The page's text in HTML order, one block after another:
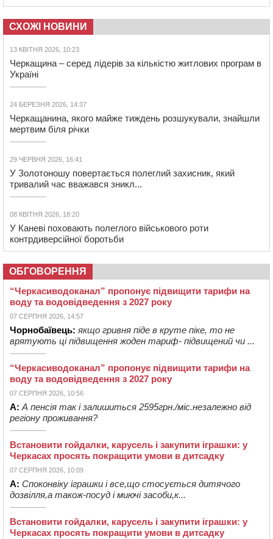
СХОЖІ НОВИНИ
13 КВІТНЯ 2026, 10:23
Черкащина – серед лідерів за кількістю житлових програм в
Україні
24 БЕРЕЗНЯ 2026, 14:37
Черкащанина, якого майже тиждень розшукували, знайшли
мертвим біля річки
29 ЧЕРВНЯ 2026, 16:41
У Золотоношу повертається полеглий захисник, який
тривалий час вважався зникл...
08 КВІТНЯ 2026, 18:20
У Каневі поховають полеглого військового роти
контрдиверсійної боротьби
ОБГОВОРЕННЯ
“Черкасиводоканал” пропонує підвищити тарифи на
воду та водовідведення з 2027 року
07 СЕРПНЯ 2026, 14:57
Чорнобаївець: якщо гривня піде в круте піке, то не
врятують ці підвищення жоден тариф- підвищений чи ...
“Черкасиводоканал” пропонує підвищити тарифи на
воду та водовідведення з 2027 року
07 СЕРПНЯ 2026, 10:56
А: А пенсія так і залишиться 2595грн./міс.незалежно від
регіону проживання?
Встановити гойдалки, карусель і закупити іграшки: у
Черкасах просять покращити умови в дитсадку
07 СЕРПНЯ 2026, 10:09
А: Споконвіку іграшки і все,що стосується дитячого
дозвілля,а також-посуд і миючі засоби,к...
Встановити гойдалки, карусель і закупити іграшки: у
Черкасах просять покращити умови в дитсадку